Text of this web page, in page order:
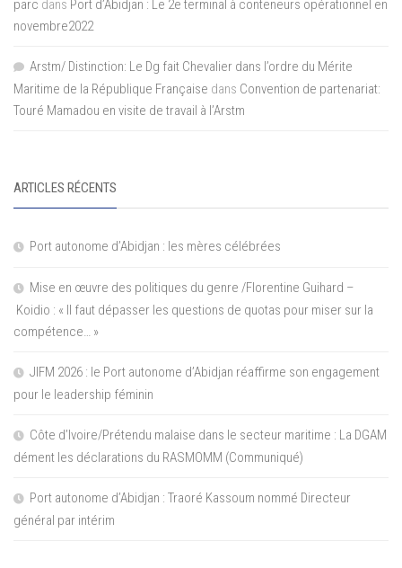
parc dans Port d’Abidjan : Le 2e terminal à conteneurs opérationnel en
novembre2022
Arstm/ Distinction: Le Dg fait Chevalier dans l’ordre du Mérite
Maritime de la République Française dans Convention de partenariat:
Touré Mamadou en visite de travail à l’Arstm
ARTICLES RÉCENTS
Port autonome d’Abidjan : les mères célébrées
Mise en œuvre des politiques du genre /Florentine Guihard –
Koidio : « Il faut dépasser les questions de quotas pour miser sur la
compétence… »
JIFM 2026 : le Port autonome d’Abidjan réaffirme son engagement
pour le leadership féminin
Côte d’Ivoire/Prétendu malaise dans le secteur maritime : La DGAM
dément les déclarations du RASMOMM (Communiqué)
Port autonome d’Abidjan : Traoré Kassoum nommé Directeur
général par intérim